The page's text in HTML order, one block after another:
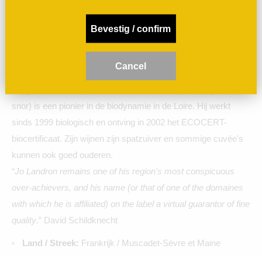
Muscatwijnen. De officiële benaming van de druif is Melon de
Bourgogne, die dan weer niets met de Bourgogne te maken
snor) is een pionier in de biodynamie in de Loire. Hij werkt
sinds 1999 biologisch en ontving in 2002 het ECOCERT-
biocertificaat. Zijn wijnen zijn spatzuiver en sommige cuvée's
kunnen ook goed ouderen.
“Jo Landron remains one of his region's most conspicuous
over-achievers, and his name (or that of one of the domaines
with which he is affiliated) on the label a virtual guarantor of fine
quality.” David Schildknecht
Land / Streek: Frankrijk / Muscadet-Sèvre et Maine
Bevestig / confirm
Cancel